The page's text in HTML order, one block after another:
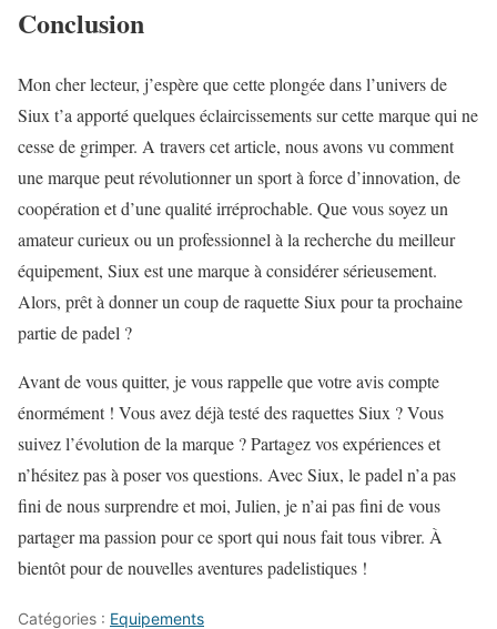
Conclusion
Mon cher lecteur, j’espère que cette plongée dans l’univers de
Siux t’a apporté quelques éclaircissements sur cette marque qui ne
cesse de grimper. A travers cet article, nous avons vu comment
une marque peut révolutionner un sport à force d’innovation, de
coopération et d’une qualité irréprochable. Que vous soyez un
amateur curieux ou un professionnel à la recherche du meilleur
équipement, Siux est une marque à considérer sérieusement.
Alors, prêt à donner un coup de raquette Siux pour ta prochaine
partie de padel ?
Avant de vous quitter, je vous rappelle que votre avis compte
énormément ! Vous avez déjà testé des raquettes Siux ? Vous
suivez l’évolution de la marque ? Partagez vos expériences et
n’hésitez pas à poser vos questions. Avec Siux, le padel n’a pas
fini de nous surprendre et moi, Julien, je n’ai pas fini de vous
partager ma passion pour ce sport qui nous fait tous vibrer. À
bientôt pour de nouvelles aventures padelistiques !
Catégories : Equipements